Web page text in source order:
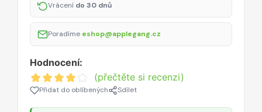
Vrácení do 30 dnů
Poradíme eshop@applegang.cz
Hodnocení:
(přečtěte si recenzi)
Přidat do oblíbených Sdílet